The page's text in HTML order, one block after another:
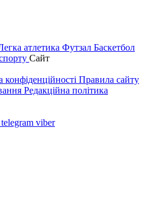
атлетика Футзал Баскетбол
Сайт
конфіденційності Правила сайту
Редакційна політика
telegram viber